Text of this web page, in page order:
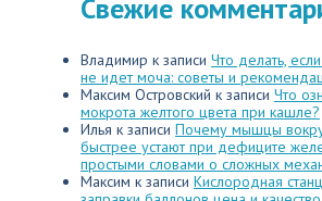
Свежие
Владимир к записи Что делать,
не идет моча: советы и
Максим Островский к записи Что
мокрота желтого цвета при кашле?
Илья к записи Почему мышцы
быстрее устают при дефиците
простыми словами о сложных
Максим к записи Кислородная